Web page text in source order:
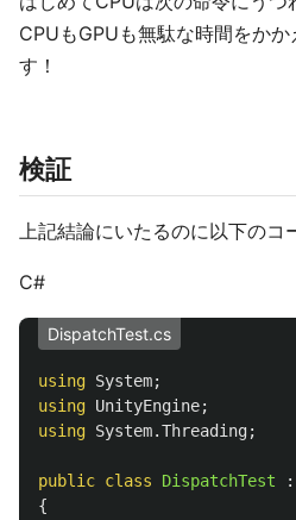
CPUもGPUも無駄な時間をか
す！
検証
上記結論にいたるのに以下のコ
C#
DispatchTest.cs
using System;
using UnityEngine;
using System.Threading;
public class DispatchTest :
{